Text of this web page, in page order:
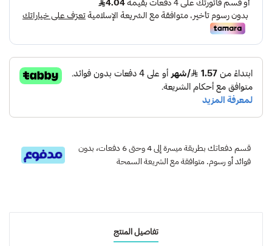
قسم دفعاتك بطريقة ميسرة إلى 4 وحتى 6 دفعات، بدون
فوائد أو رسوم. متوافقة مع الشريعة السمحة
تفاصيل المنتج